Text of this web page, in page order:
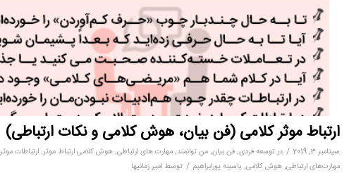
ارتباط موثر کلامی (فن بیان، هوش کلامی و نکات ارتباطی)
سپتامبر 3, 2019 / درتوسعه فردی,فن بیان,منِ توانمند,مهارت های ارتباطی,هوش کلامیارتباط موثر,ارتباطات موثر
مهارت‌های ارتباطی,هوش کلامی, یاسینه پورابراهیم / توسط امیر زمانیها